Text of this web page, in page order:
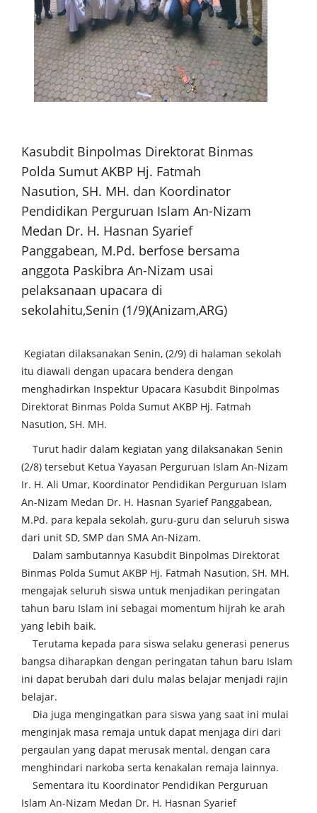
Kasubdit Binpolmas Direktorat Binmas
Polda Sumut AKBP Hj. Fatmah
Nasution, SH. MH. dan Koordinator
Pendidikan Perguruan Islam An-Nizam
Medan Dr. H. Hasnan Syarief
Panggabean, M.Pd. berfose bersama
anggota Paskibra An-Nizam usai
pelaksanaan upacara di
sekolahitu,Senin (1/9)(Anizam,ARG)
Kegiatan dilaksanakan Senin, (2/9) di halaman sekolah
itu diawali dengan upacara bendera dengan
menghadirkan Inspektur Upacara Kasubdit Binpolmas
Direktorat Binmas Polda Sumut AKBP Hj. Fatmah
Nasution, SH. MH.
Turut hadir dalam kegiatan yang dilaksanakan Senin
(2/8) tersebut Ketua Yayasan Perguruan Islam An-Nizam
Ir. H. Ali Umar, Koordinator Pendidikan Perguruan Islam
An-Nizam Medan Dr. H. Hasnan Syarief Panggabean,
M.Pd. para kepala sekolah, guru-guru dan seluruh siswa
dari unit SD, SMP dan SMA An-Nizam.
Dalam sambutannya Kasubdit Binpolmas Direktorat
Binmas Polda Sumut AKBP Hj. Fatmah Nasution, SH. MH.
mengajak seluruh siswa untuk menjadikan peringatan
tahun baru Islam ini sebagai momentum hijrah ke arah
yang lebih baik.
Terutama kepada para siswa selaku generasi penerus
bangsa diharapkan dengan peringatan tahun baru Islam
ini dapat berubah dari dulu malas belajar menjadi rajin
belajar.
Dia juga mengingatkan para siswa yang saat ini mulai
menginjak masa remaja untuk dapat menjaga diri dari
pergaulan yang dapat merusak mental, dengan cara
menghindari narkoba serta kenakalan remaja lainnya.
Sementara itu Koordinator Pendidikan Perguruan
Islam An-Nizam Medan Dr. H. Hasnan Syarief